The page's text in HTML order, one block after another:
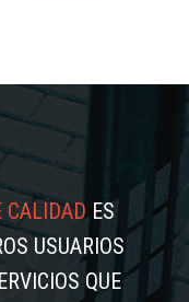
CALIDADES
USUARIOS
QUE